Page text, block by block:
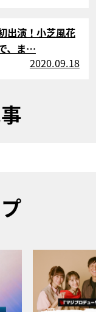
出演！小芝風花
、ま…
2020.09.18